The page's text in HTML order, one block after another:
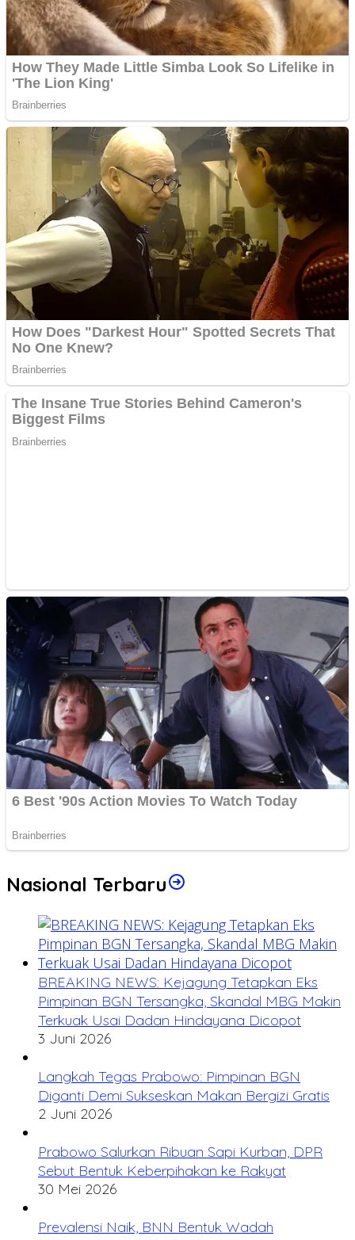
Nasional Terbaru
BREAKING NEWS: Kejagung Tetapkan Eks
Pimpinan BGN Tersangka, Skandal MBG Makin
Terkuak Usai Dadan Hindayana Dicopot
3 Juni 2026
Langkah Tegas Prabowo: Pimpinan BGN
Diganti Demi Sukseskan Makan Bergizi Gratis
2 Juni 2026
Prabowo Salurkan Ribuan Sapi Kurban, DPR
Sebut Bentuk Keberpihakan ke Rakyat
30 Mei 2026
Prevalensi Naik, BNN Bentuk Wadah